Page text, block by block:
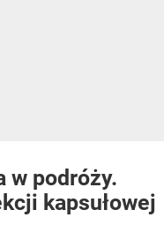
w podróży.
kapsułowej